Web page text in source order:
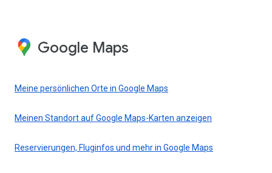
Google Maps
Meine persönlichen Orte in Google Maps
Meinen Standort auf Google Maps-Karten anzeigen
Reservierungen, Fluginfos und mehr in Google Maps